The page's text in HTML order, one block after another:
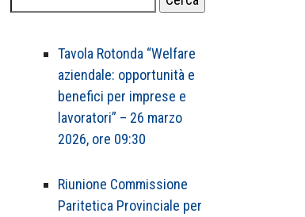
per:
Tavola Rotonda “Welfare
aziendale: opportunità e
benefici per imprese e
lavoratori” – 26 marzo
2026, ore 09:30
Riunione Commissione
Paritetica Provinciale per